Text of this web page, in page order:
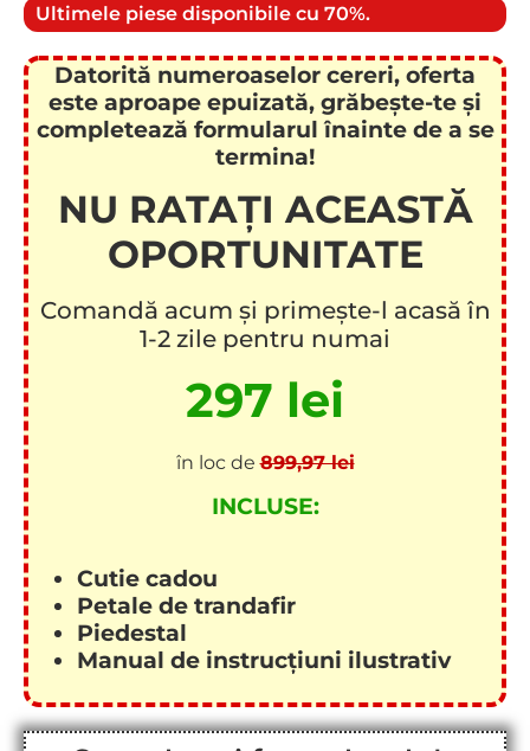
Ultimele piese disponibile cu 70%.
Datorită numeroaselor cereri, oferta
este aproape epuizată, grăbește-te și
completează formularul înainte de a se
termina!
NU RATAȚI ACEASTĂ
OPORTUNITATE
Comandă acum și primește-l acasă în
1-2 zile pentru numai
297 lei
în loc de899,97 lei
INCLUSE:
Cutie cadou
Petale de trandafir
Piedestal
Manual de instrucțiuni ilustrativ